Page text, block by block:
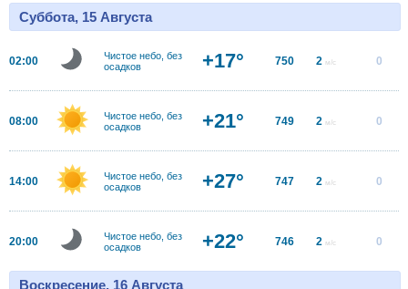
Суббота, 15 Августа
02:00
Чистое небо, без
осадков
+17° 750 2 м/с 0
08:00
Чистое небо, без
осадков
+21° 749 2 м/с 0
14:00
Чистое небо, без
осадков
+27° 747 2 м/с 0
20:00
Чистое небо, без
осадков
+22° 746 2 м/с 0
Воскресение, 16 Августа